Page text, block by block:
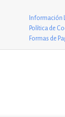
Información
Política de
Formas de